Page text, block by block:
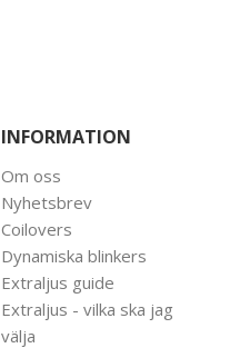
INFORMATION
Om oss
Nyhetsbrev
Coilovers
Dynamiska blinkers
Extraljus guide
Extraljus - vilka ska jag
välja